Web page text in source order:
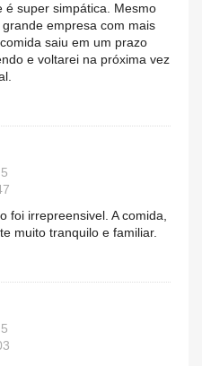
é super simpática. Mesmo
empresa com mais
saiu em um prazo
e voltarei na próxima vez
foi irrepreensivel. A comida,
muito tranquilo e familiar.